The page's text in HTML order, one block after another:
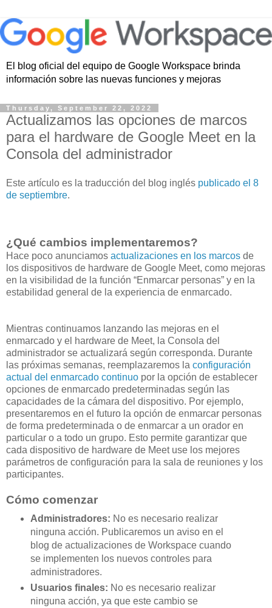
El blog oficial del equipo de Google Workspace brinda
información sobre las nuevas funciones y mejoras
Thursday, September 22, 2022
Actualizamos las opciones de marcos
para el hardware de Google Meet en la
Consola del administrador
Este artículo es la traducción del blog inglés publicado el 8
de septiembre.
¿Qué cambios implementaremos?
Hace poco anunciamos actualizaciones en los marcos de
los dispositivos de hardware de Google Meet, como mejoras
en la visibilidad de la función “Enmarcar personas” y en la
estabilidad general de la experiencia de enmarcado.
Mientras continuamos lanzando las mejoras en el
enmarcado y el hardware de Meet, la Consola del
administrador se actualizará según corresponda. Durante
las próximas semanas, reemplazaremos la configuración
actual del enmarcado continuo por la opción de establecer
opciones de enmarcado predeterminadas según las
capacidades de la cámara del dispositivo. Por ejemplo,
presentaremos en el futuro la opción de enmarcar personas
de forma predeterminada o de enmarcar a un orador en
particular o a todo un grupo. Esto permite garantizar que
cada dispositivo de hardware de Meet use los mejores
parámetros de configuración para la sala de reuniones y los
participantes.
Cómo comenzar
Administradores: No es necesario realizar
ninguna acción. Publicaremos un aviso en el
blog de actualizaciones de Workspace cuando
se implementen los nuevos controles para
administradores.
Usuarios finales: No es necesario realizar
ninguna acción, ya que este cambio se